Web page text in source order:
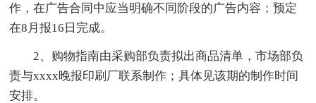
作，在广告合同中应当明确不同阶段的广告内容；预定
在8月报16日完成。
2、购物指南由采购部负责拟出商品清单，市场部负
责与xxxx晚报印刷厂联系制作；具体见该期的制作时间
安排。